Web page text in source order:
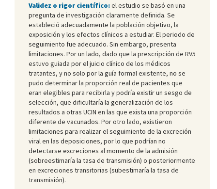
Validez o rigor científico:el estudio se basó en una
pregunta de investigación claramente definida. Se
estableció adecuadamente la población objetivo, la
exposición y los efectos clínicos a estudiar. El periodo de
seguimiento fue adecuado. Sin embargo, presenta
limitaciones. Por un lado, dado que la prescripción de RV5
estuvo guiada por el juicio clínico de los médicos
tratantes, y no solo por la guía formal existente, no se
pudo determinar la proporción real de pacientes que
eran elegibles para recibirla y podría existir un sesgo de
selección, que dificultaría la generalización de los
resultados a otras UCIN en las que exista una proporción
diferente de vacunados. Por otro lado, existieron
limitaciones para realizar el seguimiento de la excreción
viral en las deposiciones, por lo que podrían no
detectarse excreciones al momento de la admisión
(sobreestimaría la tasa de transmisión) o posteriormente
en excreciones transitorias (subestimaría la tasa de
transmisión).